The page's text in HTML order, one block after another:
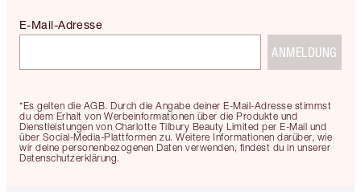
*Es gelten die AGB. Durch die Angabe deiner E-Mail-Adresse stimmst
du dem Erhalt von Werbeinformationen über die Produkte und
Dienstleistungen von Charlotte Tilbury Beauty Limited per E-Mail und
über Social-Media-Plattformen zu. Weitere Informationen darüber, wie
wir deine personenbezogenen Daten verwenden, findest du in unserer
Datenschutzerklärung.
E-Mail-Adresse
ANMELDUNG